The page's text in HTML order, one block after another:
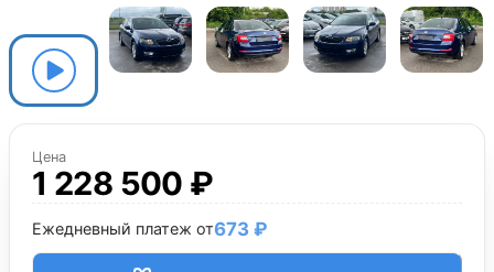
Цена
1 228 500 ₽
Ежедневный платеж от673 ₽